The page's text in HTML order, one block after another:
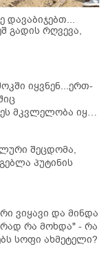
დავაბიჯებთ...
გადის რღვევა,
იყვნენ...ერთ-
მკვლელობა იყო"
ტრაგედიის
შეცდომა,
პუტინის
ვიყავი და მინდა
რა მოხდა" - რა
სოფი ახმეტელი?